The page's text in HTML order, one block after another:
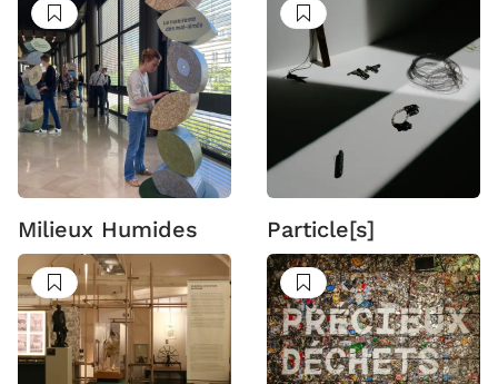
Suivre
Milieux Humides
Suivre
Particle[s]
Suivre Suivre